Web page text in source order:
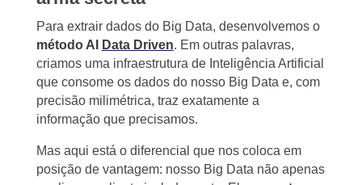
Para extrair dados do Big Data, desenvolvemos o
método AI
Data Driven. Em outras palavras,
criamos uma infraestrutura de Inteligência Artificial
que consome os dados do nosso Big Data e, com
precisão milimétrica, traz exatamente a
informação que precisamos.
Mas aqui está o diferencial que nos coloca em
posição de vantagem: nosso Big Data não apenas